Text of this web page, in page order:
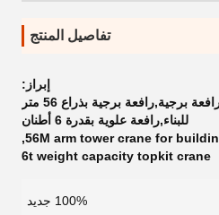
تفاصيل المنتج
إبراز:
TC5612 معدات بناء رافعة برجية,رافعة برجية بذراع 56 متر
للبناء,رافعة علوية بقدرة 6 أطنان
56M arm tower crane for
,
6t weight capacity topkit crane
100% جديد